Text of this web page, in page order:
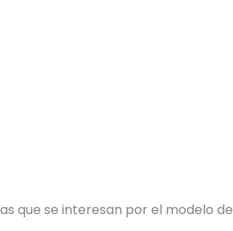
que se interesan por el modelo de